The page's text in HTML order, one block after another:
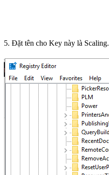
5. Đặt tên cho Key này là Scaling.